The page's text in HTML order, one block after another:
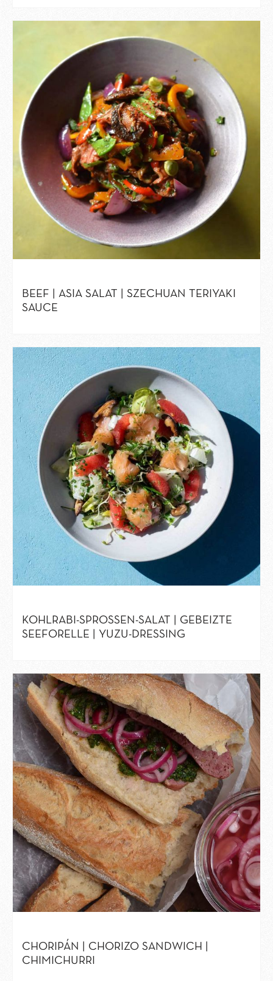
BEEF | ASIA SALAT | SZECHUAN TERIYAKI
SAUCE
KOHLRABI-SPROSSEN-SALAT | GEBEIZTE
SEEFORELLE | YUZU-DRESSING
CHORIPÁN | CHORIZO SANDWICH |
CHIMICHURRI